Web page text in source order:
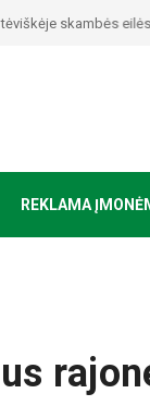
skambės eilės,
REKLAMA